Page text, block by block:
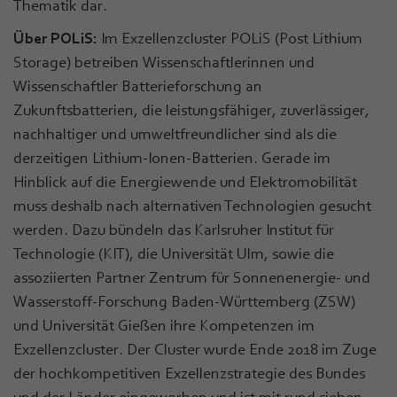
Thematik dar.
Über POLiS: Im Exzellenzcluster POLiS (Post Lithium
Storage) betreiben Wissenschaftlerinnen und
Wissenschaftler Batterieforschung an
Zukunftsbatterien, die leistungsfähiger, zuverlässiger,
nachhaltiger und umweltfreundlicher sind als die
derzeitigen Lithium-Ionen-Batterien. Gerade im
Hinblick auf die Energiewende und Elektromobilität
muss deshalb nach alternativen Technologien gesucht
werden. Dazu bündeln das Karlsruher Institut für
Technologie (KIT), die Universität Ulm, sowie die
assoziierten Partner Zentrum für Sonnenenergie- und
Wasserstoff-Forschung Baden-Württemberg (ZSW)
und Universität Gießen ihre Kompetenzen im
Exzellenzcluster. Der Cluster wurde Ende 2018 im Zuge
der hochkompetitiven Exzellenzstrategie des Bundes